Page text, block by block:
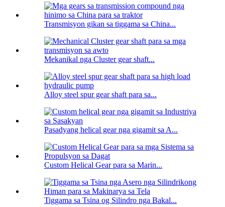
Transmisyon gikan sa tiggama sa China...
Mekanikal nga Cluster gear shaft...
Alloy steel spur gear shaft para sa...
Pasadyang helical gear nga gigamit sa A...
Custom Helical Gear para sa Marin...
Tiggama sa Tsina og Silindro nga Bakal...